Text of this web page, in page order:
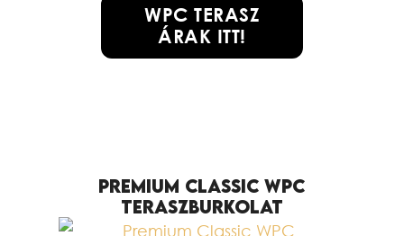
WPC TERASZ
ÁRAK ITT!
PREMIUM CLASSIC WPC
TERASZBURKOLAT